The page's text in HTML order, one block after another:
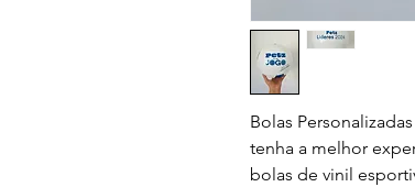
Bolas
tenha a melhor
bolas de vinil